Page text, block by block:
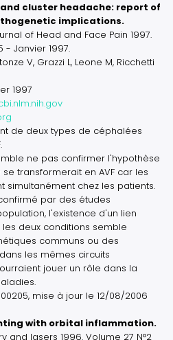
cluster headache: report of
implications.
of Head and Face Pain 1997.
- Janvier 1997.
V, Grazzi L, Leone M, Ricchetti
1997
de deux types de céphalées
ne pas confirmer l'hypothèse
transformerait en AVF car les
simultanément chez les patients.
par des études
l'existence d'un lien
deux conditions semble
communs ou des
les mêmes circuits
jouer un rôle dans la
mise à jour le 12/08/2006
with orbital inflammation.
and lasers 1996. Volume 27 N°2